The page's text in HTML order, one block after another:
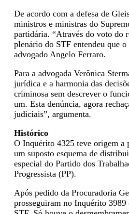
De acordo com a defesa de
ministros e ministras do
partidária. “Através do voto do
plenário do STF entendeu que
advogado Angelo Ferraro.
Para a advogada Verônica
jurídica e a harmonia das
criminosa sem descrever o
um. Esta denúncia, agora
judiciais”, argumenta.
Histórico
O Inquérito 4325 teve origem a
um suposto esquema de
especial do Partido dos
Progressista (PP).
Após pedido da Procuradoria
prosseguiram no Inquérito